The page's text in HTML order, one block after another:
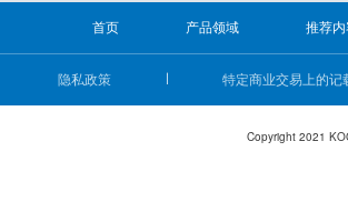
首页 产品领域 推荐
隐私政策 特定商业交易上的记
Copyright 2021